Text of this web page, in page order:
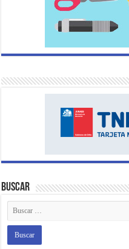
Buscar